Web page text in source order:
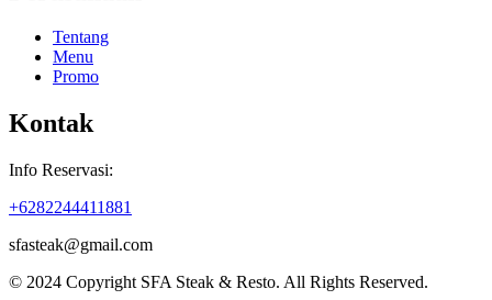
Menu
Tentang
Menu
Promo
Kontak
Info Reservasi:
+6282244411881
sfasteak@gmail.com
© 2024 Copyright SFA Steak & Resto. All Rights Reserved.